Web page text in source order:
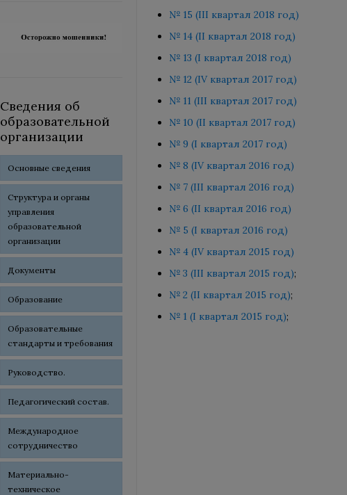
№ 15 (III квартал 2018 год)
№ 14 (II квартал 2018 год)
№ 13 (I квартал 2018 год)
№ 12 (IV квартал 2017 год)
№ 11 (III квартал 2017 год)
№ 10 (II квартал 2017 год)
№ 9 (I квартал 2017 год)
№ 8 (IV квартал 2016 год)
№ 7 (III квартал 2016 год)
№ 6 (II квартал 2016 год)
№ 5 (I квартал 2016 год)
№ 4 (IV квартал 2015 год)
№ 3 (III квартал 2015 год);
№ 2 (II квартал 2015 год);
№ 1 (I квартал 2015 год);
Сведения об
образовательной
организации
Основные сведения
Структура и органы
управления
образовательной
организации
Документы
Образование
Образовательные
стандарты и требования
Руководство.
Педагогический состав.
Международное
сотрудничество
Материально-
техническое